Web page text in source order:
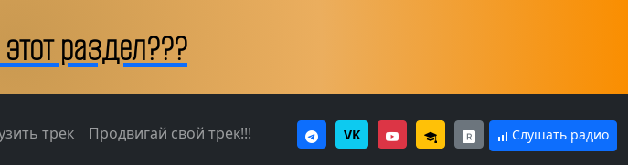
раздел???
трек Продвигай свой трек!!! VK Слушать радио